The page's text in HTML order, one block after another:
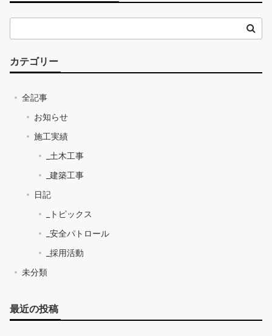
カテゴリー
全記事
お知らせ
施工実績
_土木工事
_建築工事
日記
_トピックス
_安全パトロール
_採用活動
未分類
最近の投稿